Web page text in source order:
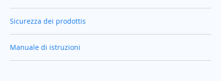
Sicurezza dei prodottis
Manuale di istruzioni